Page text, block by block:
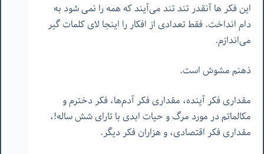
این فکر ها آنقدر تند تند می‌آیند که همه را نمی شود به
دام انداخت. فقط تعدادی از افکار را اینجا لای کلمات گیر
می‌اندازم.
ذهنم مشوش است.
مقداری فکر آینده، مقداری فکر آدم‌ها، فکر دخترم و
مکالماتم در مورد مرگ و حیات ابدی با تارای شش ساله!،
مقداری فکر اقتصادی، و هزاران فکر دیگر.